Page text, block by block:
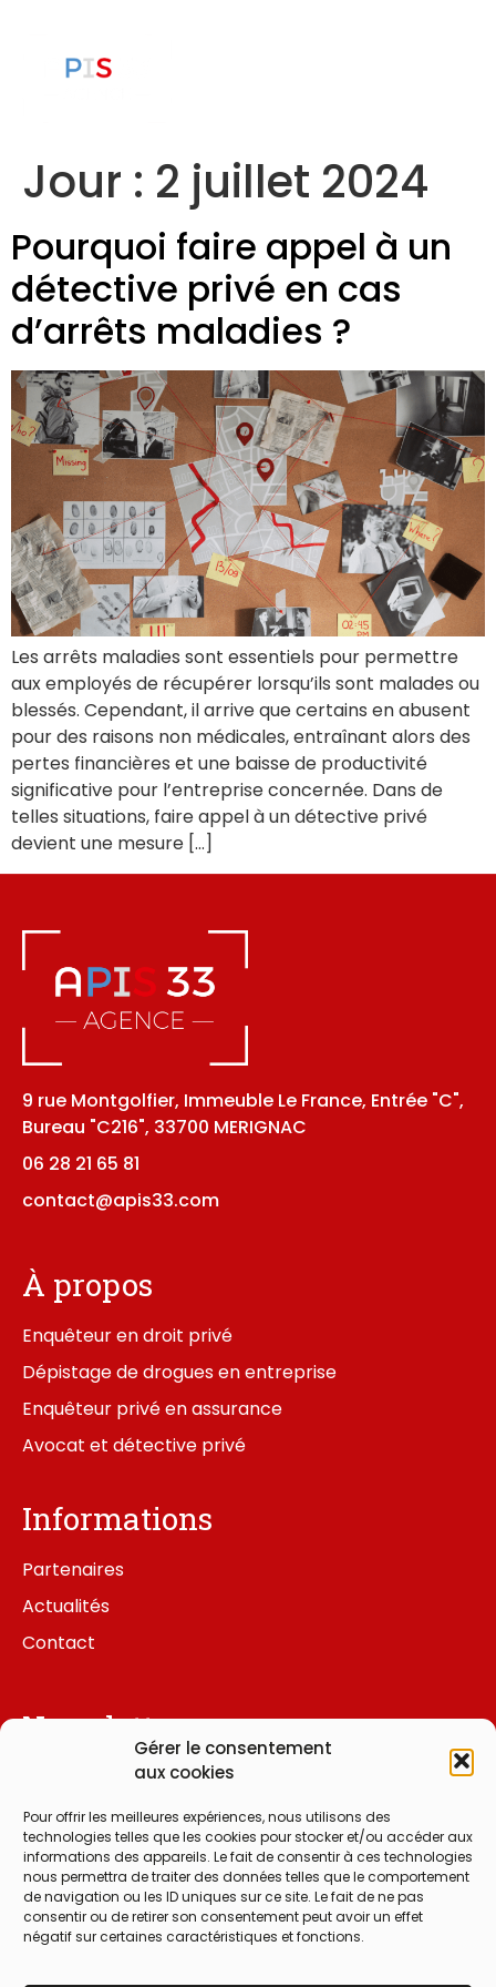
Gérer le consentement
aux cookies
Pour offrir les meilleures expériences, nous utilisons des
technologies telles que les cookies pour stocker et/ou accéder aux
informations des appareils. Le fait de consentir à ces technologies
nous permettra de traiter des données telles que le comportement
de navigation ou les ID uniques sur ce site. Le fait de ne pas
consentir ou de retirer son consentement peut avoir un effet
négatif sur certaines caractéristiques et fonctions.
Jour : 2 juillet 2024
Pourquoi faire appel à un
détective privé en cas
d’arrêts maladies ?
Les arrêts maladies sont essentiels pour permettre
aux employés de récupérer lorsqu’ils sont malades ou
blessés. Cependant, il arrive que certains en abusent
pour des raisons non médicales, entraînant alors des
pertes financières et une baisse de productivité
significative pour l’entreprise concernée. Dans de
telles situations, faire appel à un détective privé
devient une mesure […]
9 rue Montgolfier, Immeuble Le France, Entrée "C",
Bureau "C216", 33700 MERIGNAC
06 28 21 65 81
contact@apis33.com
À propos
Enquêteur en droit privé
Dépistage de drogues en entreprise
Enquêteur privé en assurance
Avocat et détective privé
Informations
Partenaires
Actualités
Contact
Newsletter
J'ai lu et j'accepte lapolitique de
confidentialité
Je m'abonne à la newsletter